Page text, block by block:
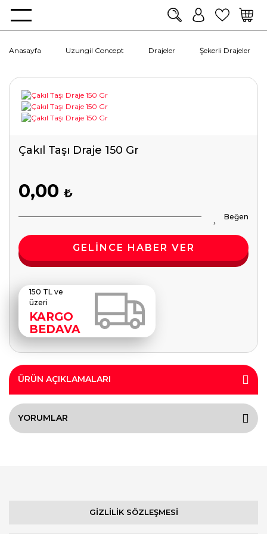
Anasayfa Uzungil Concept Drajeler Şekerli Drajeler
Çakıl Taşı Draje 150 Gr
0,00 ₺
GELİNCE HABER VER
150 TL ve
üzeri
KARGO
BEDAVA
ÜRÜN AÇIKLAMALARI
YORUMLAR
GİZLİLİK SÖZLEŞMESİ